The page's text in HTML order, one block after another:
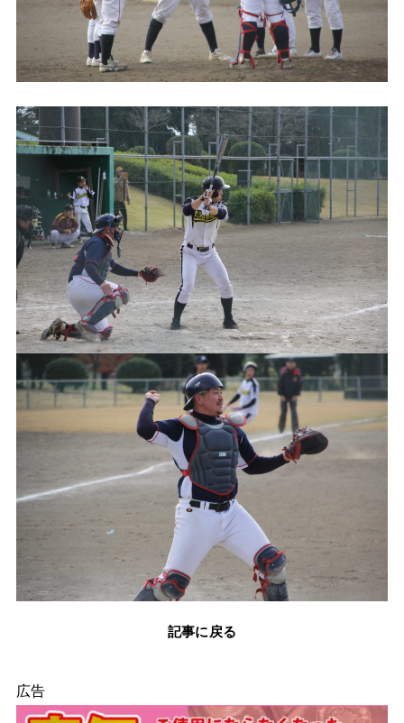
記事に戻る
広告